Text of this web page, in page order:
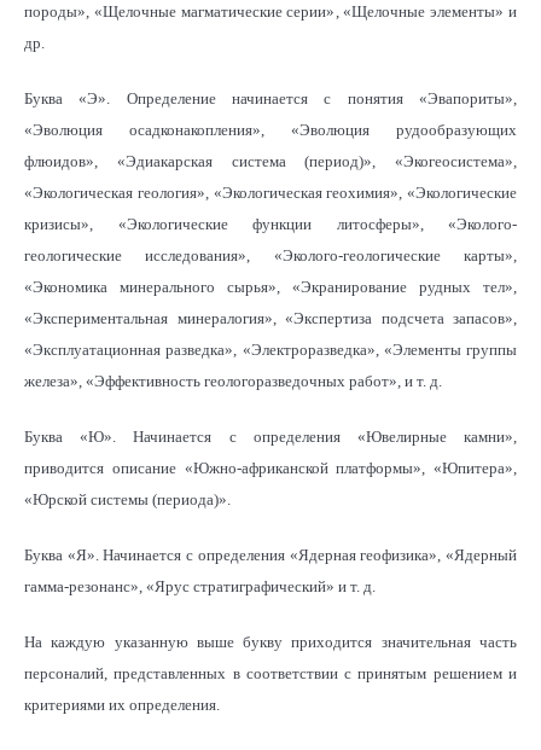
породы», «Щелочные магматические серии», «Щелочные элементы» и
др.
Буква «Э». Определение начинается с понятия «Эвапориты»,
«Эволюция осадконакопления», «Эволюция рудообразующих
флюидов», «Эдиакарская система (период)», «Экогеосистема»,
«Экологическая геология», «Экологическая геохимия», «Экологические
кризисы», «Экологические функции литосферы», «Эколого-
геологические исследования», «Эколого-геологические карты»,
«Экономика минерального сырья», «Экранирование рудных тел»,
«Экспериментальная минералогия», «Экспертиза подсчета запасов»,
«Эксплуатационная разведка», «Электроразведка», «Элементы группы
железа», «Эффективность геологоразведочных работ», и т. д.
Буква «Ю». Начинается с определения «Ювелирные камни»,
приводится описание «Южно-африканской платформы», «Юпитера»,
«Юрской системы (периода)».
Буква «Я». Начинается с определения «Ядерная геофизика», «Ядерный
гамма-резонанс», «Ярус стратиграфический» и т. д.
На каждую указанную выше букву приходится значительная часть
персоналий, представленных в соответствии с принятым решением и
критериями их определения.